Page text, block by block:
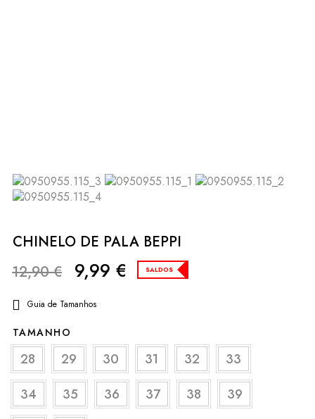
CHINELO DE PALA BEPPI
12,90€ 9,99 € SALDOS
Guia de Tamanhos
TAMANHO
28 29 30 31 32
33
34
35 36 37 38
39